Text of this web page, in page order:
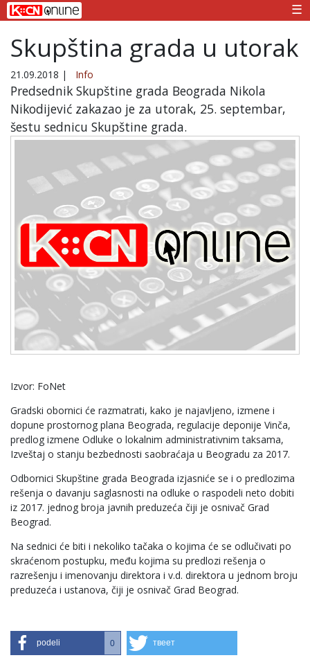
☰
Skupština grada u utorak
21.09.2018 | Info
Predsednik Skupštine grada Beograda Nikola
Nikodijević zakazao je za utorak, 25. septembar,
šestu sednicu Skupštine grada.
Izvor: FoNet
Gradski obornici će razmatrati, kako je najavljeno, izmene i
dopune prostornog plana Beograda, regulacije deponije Vinča,
predlog izmene Odluke o lokalnim administrativnim taksama,
Izveštaj o stanju bezbednosti saobraćaja u Beogradu za 2017.
Odbornici Skupštine grada Beograda izjasniće se i o predlozima
rešenja o davanju saglasnosti na odluke o raspodeli neto dobiti
iz 2017. jednog broja javnih preduzeća čiji je osnivač Grad
Beograd.
Na sednici će biti i nekoliko tačaka o kojima će se odlučivati po
skraćenom postupku, među kojima su predlozi rešenja o
razrešenju i imenovanju direktora i v.d. direktora u jednom broju
preduzeća i ustanova, čiji je osnivač Grad Beograd.
podeli 0 твеет